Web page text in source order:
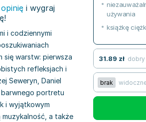
i wygraj
i codziennymi
się warstw: pierwsza
refleksjach i
Seweryn, Daniel
barwnego portretu
i wyjątkowym
muzykalność, a także
używania
książkę
31.89 zł dobry
brak